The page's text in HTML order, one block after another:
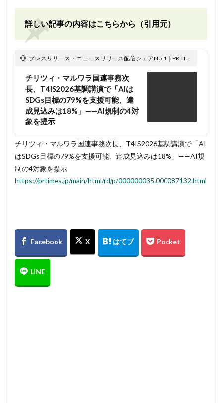
詳しい記事の内容はこちらから（引用元）
プレスリリース・ニュースリリース配信シェアNo.1｜PR TIMES
チリツィ・マルワラ国連事務次
長、T4IS2026基調講演で「AIは
SDGs目標の79%を支援可能、達
成見込みは18%」——AI規制の4対
象を提示
チリツィ・マルワラ国連事務次長、T4IS2026基調講演で「AI
はSDGs目標の79%を支援可能、達成見込みは18%」——AI規
制の4対象を提示
https://prtimes.jp/main/html/rd/p/000000035.000087132.html